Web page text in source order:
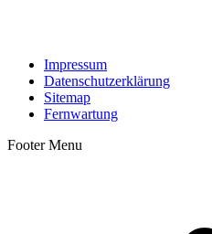
Impressum
Datenschutzerklärung
Sitemap
Fernwartung
Footer Menu